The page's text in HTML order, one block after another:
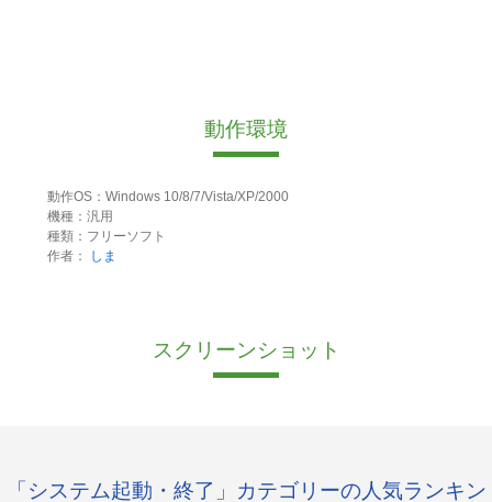
動作環境
動作OS：Windows 10/8/7/Vista/XP/2000
機種：汎用
種類：フリーソフト
作者：
しま
スクリーンショット
「システム起動・終了」カテゴリーの人気ランキン